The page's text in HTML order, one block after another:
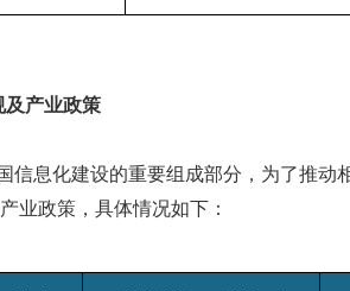
产业政策
息化建设的重要组成部分，为了推动
业政策，具体情况如下：